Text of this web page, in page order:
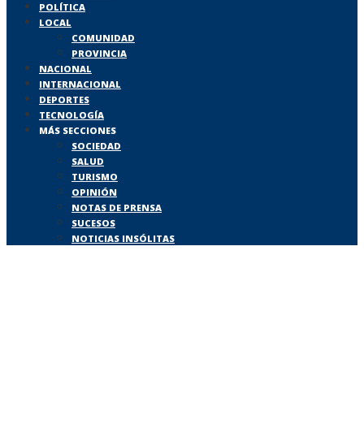
POLÍTICA
LOCAL
COMUNIDAD
PROVINCIA
NACIONAL
INTERNACIONAL
DEPORTES
TECNOLOGÍA
MÁS SECCIONES
SOCIEDAD
SALUD
TURISMO
OPINIÓN
NOTAS DE PRENSA
SUCESOS
NOTICIAS INSÓLITAS